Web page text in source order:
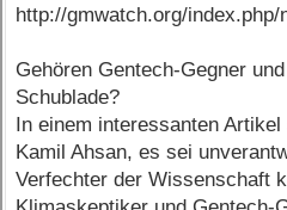
http://gmwatch.org/
Gehören Gentech-Gegner
Schublade?
In einem interessanten
Kamil Ahsan, es sei
Verfechter der Wissenschaft